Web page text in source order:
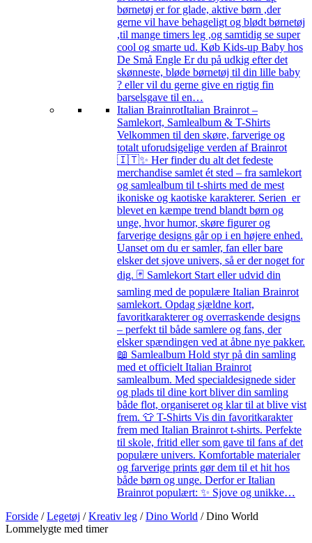
børnetøj er for glade, aktive børn ,der
gerne vil have behageligt og blødt børnetøj
,til mange timers leg ,og samtidig se super
cool og smarte ud. Køb Kids-up Baby hos
De Små Engle Er du på udkig efter det
skønneste, bløde børnetøj til din lille baby
? eller vil du gerne give en rigtig fin
barselsgave til en…
Italian BrainrotItalian Brainrot –
Samlekort, Samlealbum & T-Shirts
Velkommen til den skøre, farverige og
totalt uforudsigelige verden af Brainrot
🇮🇹✨ Her finder du alt det fedeste
merchandise samlet ét sted – fra samlekort
og samlealbum til t-shirts med de mest
ikoniske og kaotiske karakterer. Serien er
blevet en kæmpe trend blandt børn og
unge, hvor humor, skøre figurer og
farverige designs går op i en højere enhed.
Uanset om du er samler, fan eller bare
elsker det sjove univers, så er der noget for
dig. 🃏 Samlekort Start eller udvid din
samling med de populære Italian Brainrot
samlekort. Opdag sjældne kort,
favoritkarakterer og overraskende designs
– perfekt til både samlere og fans, der
elsker spændingen ved at åbne nye pakker.
📖 Samlealbum Hold styr på din samling
med et officielt Italian Brainrot
samlealbum. Med specialdesignede sider
og plads til dine kort bliver din samling
både flot, organiseret og klar til at blive vist
frem. 👕 T-Shirts Vis din favoritkarakter
frem med Italian Brainrot t-shirts. Perfekte
til skole, fritid eller som gave til fans af det
populære univers. Komfortable materialer
og farverige prints gør dem til et hit hos
både børn og unge. Derfor er Italian
Brainrot populært: ✨ Sjove og unikke…
Forside /Legetøj /Kreativ leg /Dino World / Dino World
Lommelygte med timer